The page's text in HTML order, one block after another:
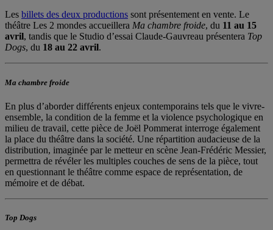
Les billets des deux productions sont présentement en vente. Le
théâtre Les 2 mondes accueillera Ma chambre froide, du 11 au 15
avril, tandis que le Studio d’essai Claude-Gauvreau présentera Top
Dogs, du 18 au 22 avril.
Ma chambre froide
En plus d’aborder différents enjeux contemporains tels que le vivre-
ensemble, la condition de la femme et la violence psychologique en
milieu de travail, cette pièce de Joël Pommerat interroge également
la place du théâtre dans la société. Une répartition audacieuse de la
distribution, imaginée par le metteur en scène Jean-Frédéric Messier,
permettra de révéler les multiples couches de sens de la pièce, tout
en questionnant le théâtre comme espace de représentation, de
mémoire et de débat.
Top Dogs